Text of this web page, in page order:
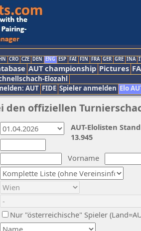
CRO CZE DEN ENG ESP FAI FIN FRA GER GRE INA
AUT championship Pictures
Elozahl
AUT FIDE Spieler anmelden Elo
den offiziellen
Vorname
Nur "österreichische" Spieler
AUT-Elolisten
13.945